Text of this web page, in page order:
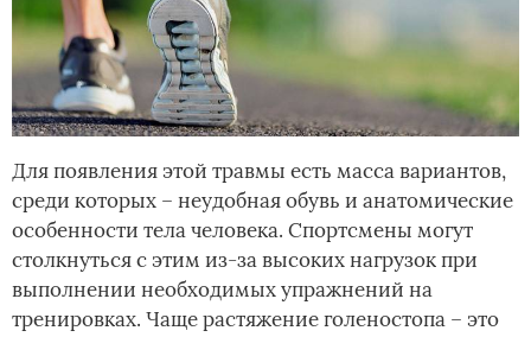
Для появления этой травмы есть масса вариантов,
среди которых – неудобная обувь и анатомические
особенности тела человека. Спортсмены могут
столкнуться с этим из-за высоких нагрузок при
выполнении необходимых упражнений на
тренировках. Чаще растяжение голеностопа – это